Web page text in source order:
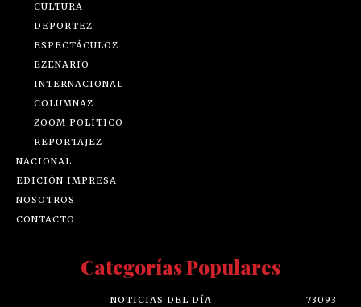
CULTURA
DEPORTEZ
ESPECTÁCULOZ
EZENARIO
INTERNACIONAL
COLUMNAZ
ZOOM POLÍTICO
REPORTAJEZ
NACIONAL
EDICIÓN IMPRESA
NOSOTROS
CONTACTO
Categorías Populares
NOTICIAS DEL DÍA
73093